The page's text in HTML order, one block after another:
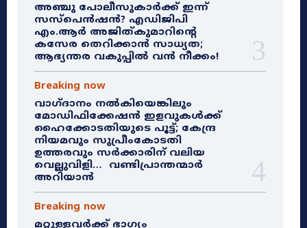
അഞ്ചു പോലീസുകാർക്ക് ഇന്ന്
സസ്‌പെൻഷൻ? എഡിജിപി
എം.ആർ അജിത്കുമാറിൻ്റെ
കസേര തെറിക്കാൻ സാധ്യത;
ആഭ്യന്തര വകുപ്പിൽ വൻ നീക്കം!
Breaking now
വാഗ്ദാനം നൽകിയെങ്കിലും
മോഡിഫിക്കേഷൻ ഇളവുകൾക്ക്
ഹൈക്കോടതിയുടെ പൂട്ട്; കേന്ദ്ര
നിയമവും സുപ്രീംകോടതി
ഉത്തരവും സർക്കാരിന് വലിയ
വെല്ലുവിളി… വണ്ടിപ്രാന്തന്മാർ
അറിയാൻ
Breaking now
മറ്റുള്ളവർക്ക് ഭാഗ്യം